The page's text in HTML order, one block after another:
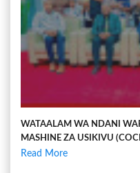
WATAALAM WA NDANI
MASHINE ZA USIKIVU
Read More